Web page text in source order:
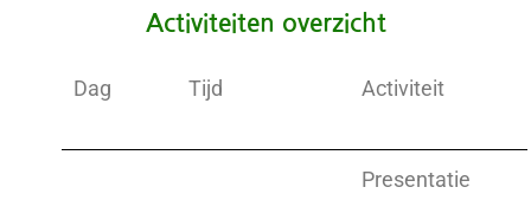
Activiteiten overzicht
Dag Tijd Activiteit
Presentatie